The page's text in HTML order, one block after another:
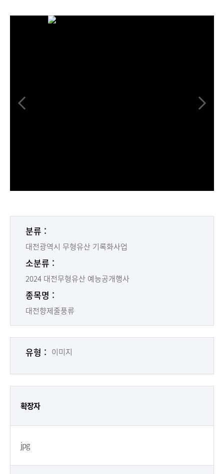
분류 :
대전광역시 무형유산 기록화사업
소분류 :
2024 대전무형유산 예능공개행사
종목명 :
대전향제줄풍류
유형 : 이미지
확장자
jpg